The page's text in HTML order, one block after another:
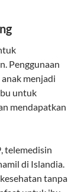
Penggunaan
menjadi
untuk
mendapatkan
telemedisin
di Islandia.
tanpa